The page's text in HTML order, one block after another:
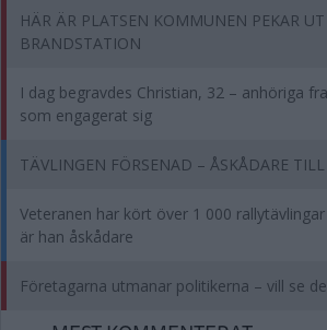
HÄR ÄR PLATSEN KOMMUNEN PEKAR
BRANDSTATION
I dag begravdes Christian, 32 – anhöriga
som engagerat sig
TÄVLINGEN FÖRSENAD – ÅSKÅDARE TILL
Veteranen har kört över 1 000
är han åskådare
Företagarna utmanar politikerna – vill se